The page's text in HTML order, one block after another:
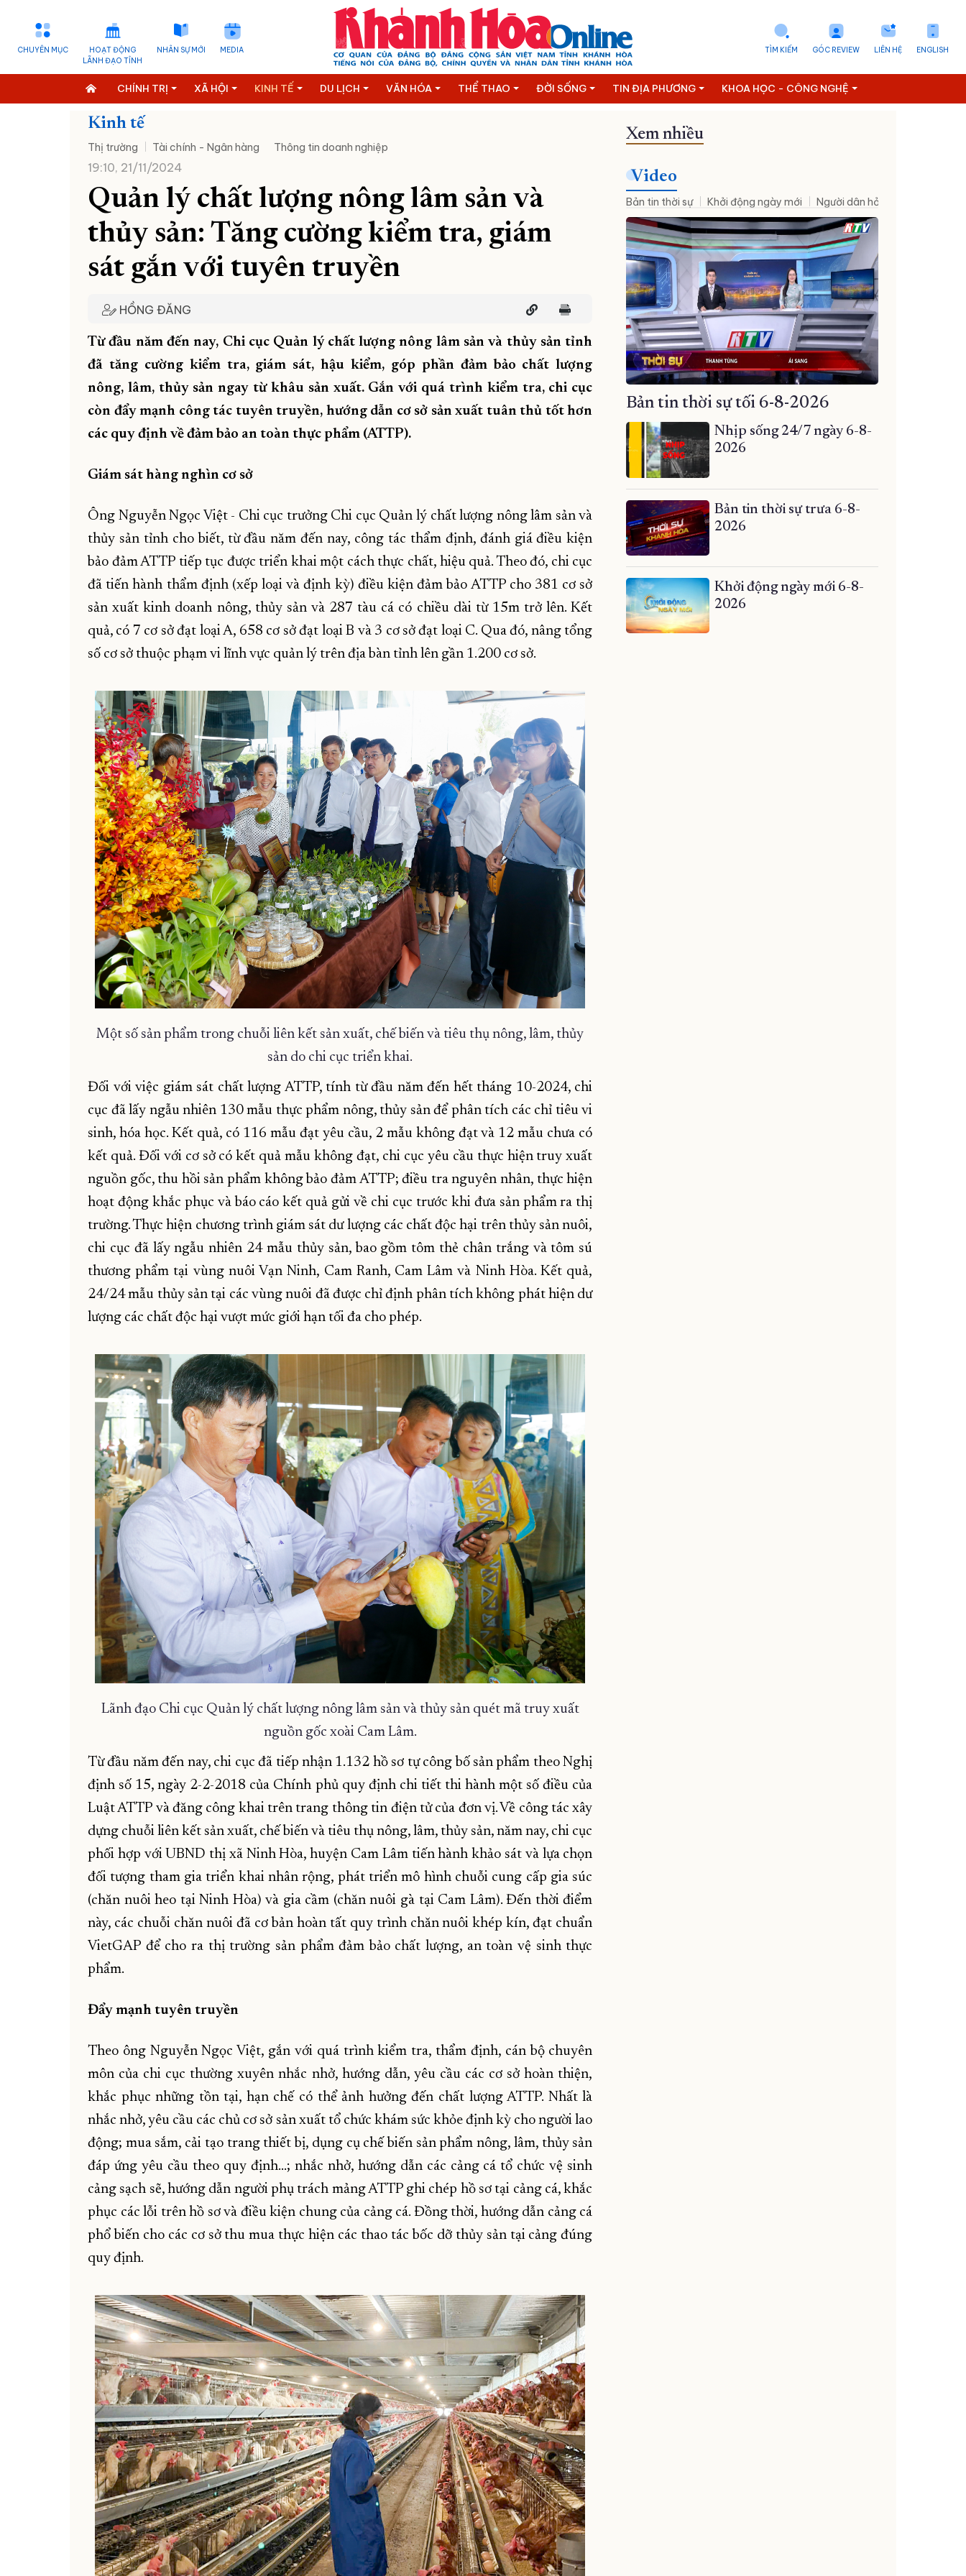
CHUYÊN MỤC
HOẠT ĐỘNG
LÃNH ĐẠO TỈNH
NHÂN SỰ MỚI MEDIA ENGLISH
LIÊN HỆ
GÓC REVIEW
TÌM KIẾM
CHÍNH TRỊ XÃ HỘI KINH TẾ DU LỊCH VĂN HÓA THỂ THAO ĐỜI SỐNG TIN ĐỊA PHƯƠNG KHOA HỌC - CÔNG NGHỆ
Kinh tế
Thị trường Tài chính - Ngân hàng Thông tin doanh nghiệp
19:10, 21/11/2024
Quản lý chất lượng nông lâm sản và
thủy sản: Tăng cường kiểm tra, giám
sát gắn với tuyên truyền
HỒNG ĐĂNG
Từ đầu năm đến nay, Chi cục Quản lý chất lượng nông lâm sản và thủy sản tỉnh
đã tăng cường kiểm tra, giám sát, hậu kiểm, góp phần đảm bảo chất lượng
nông, lâm, thủy sản ngay từ khâu sản xuất. Gắn với quá trình kiểm tra, chi cục
còn đẩy mạnh công tác tuyên truyền, hướng dẫn cơ sở sản xuất tuân thủ tốt hơn
các quy định về đảm bảo an toàn thực phẩm (ATTP).
Giám sát hàng nghìn cơ sở
Ông Nguyễn Ngọc Việt - Chi cục trưởng Chi cục Quản lý chất lượng nông lâm sản và
thủy sản tỉnh cho biết, từ đầu năm đến nay, công tác thẩm định, đánh giá điều kiện
bảo đảm ATTP tiếp tục được triển khai một cách thực chất, hiệu quả. Theo đó, chi cục
đã tiến hành thẩm định (xếp loại và định kỳ) điều kiện đảm bảo ATTP cho 381 cơ sở
sản xuất kinh doanh nông, thủy sản và 287 tàu cá có chiều dài từ 15m trở lên. Kết
quả, có 7 cơ sở đạt loại A, 658 cơ sở đạt loại B và 3 cơ sở đạt loại C. Qua đó, nâng tổng
số cơ sở thuộc phạm vi lĩnh vực quản lý trên địa bàn tỉnh lên gần 1.200 cơ sở.
Một số sản phẩm trong chuỗi liên kết sản xuất, chế biến và tiêu thụ nông, lâm, thủy
sản do chi cục triển khai.
Đối với việc giám sát chất lượng ATTP, tính từ đầu năm đến hết tháng 10-2024, chi
cục đã lấy ngẫu nhiên 130 mẫu thực phẩm nông, thủy sản để phân tích các chỉ tiêu vi
sinh, hóa học. Kết quả, có 116 mẫu đạt yêu cầu, 2 mẫu không đạt và 12 mẫu chưa có
kết quả. Đối với cơ sở có kết quả mẫu không đạt, chi cục yêu cầu thực hiện truy xuất
nguồn gốc, thu hồi sản phẩm không bảo đảm ATTP; điều tra nguyên nhân, thực hiện
hoạt động khắc phục và báo cáo kết quả gửi về chi cục trước khi đưa sản phẩm ra thị
trường. Thực hiện chương trình giám sát dư lượng các chất độc hại trên thủy sản nuôi,
chi cục đã lấy ngẫu nhiên 24 mẫu thủy sản, bao gồm tôm thẻ chân trắng và tôm sú
thương phẩm tại vùng nuôi Vạn Ninh, Cam Ranh, Cam Lâm và Ninh Hòa. Kết quả,
24/24 mẫu thủy sản tại các vùng nuôi đã được chỉ định phân tích không phát hiện dư
lượng các chất độc hại vượt mức giới hạn tối đa cho phép.
Lãnh đạo Chi cục Quản lý chất lượng nông lâm sản và thủy sản quét mã truy xuất
nguồn gốc xoài Cam Lâm.
Từ đầu năm đến nay, chi cục đã tiếp nhận 1.132 hồ sơ tự công bố sản phẩm theo Nghị
định số 15, ngày 2-2-2018 của Chính phủ quy định chi tiết thi hành một số điều của
Luật ATTP và đăng công khai trên trang thông tin điện tử của đơn vị. Về công tác xây
dựng chuỗiliên kết sản xuất, chế biến và tiêu thụ nông, lâm, thủy sản, năm nay, chi cục
phối hợp với UBND thị xã Ninh Hòa, huyện Cam Lâm tiến hành khảo sát và lựa chọn
đối tượng tham gia triển khai nhân rộng, phát triển mô hình chuỗi cung cấp gia súc
(chăn nuôi heo tại Ninh Hòa) và gia cầm (chăn nuôi gà tại Cam Lâm). Đến thời điểm
này, các chuỗi chăn nuôi đã cơ bản hoàn tất quy trình chăn nuôi khép kín, đạt chuẩn
VietGAP để cho ra thị trường sản phẩm đảm bảo chất lượng, an toàn vệ sinh thực
phẩm.
Đẩy mạnh tuyên truyền
Theo ông Nguyễn Ngọc Việt, gắn với quá trình kiểm tra, thẩm định, cán bộ chuyên
môn của chi cục thường xuyên nhắc nhở, hướng dẫn, yêu cầu các cơ sở hoàn thiện,
khắc phục những tồn tại, hạn chế có thể ảnh hưởng đến chất lượng ATTP. Nhất là
nhắc nhở, yêu cầu các chủ cơ sở sản xuất tổ chức khám sức khỏe định kỳ cho người lao
động; mua sắm, cải tạo trang thiết bị, dụng cụ chế biến sản phẩm nông, lâm, thủy sản
đáp ứng yêu cầu theo quy định…; nhắc nhở, hướng dẫn các cảng cá tổ chức vệ sinh
cảng sạch sẽ, hướng dẫn người phụ trách mảng ATTP ghi chép hồ sơ tại cảng cá, khắc
phục các lỗi trên hồ sơ và điều kiện chung của cảng cá. Đồng thời, hướng dẫn cảng cá
phổ biến cho các cơ sở thu mua thực hiện các thao tác bốc dỡ thủy sản tại cảng đúng
quy định.
Xem nhiều
Video
Bản tin thời sự Khởi động ngày mới Người dân hỏi – Cơ quan nhà
Bản tin thời sự tối 6-8-2026
Nhịp sống 24/7 ngày 6-8-
2026
Bản tin thời sự trưa 6-8-
2026
Khởi động ngày mới 6-8-
2026